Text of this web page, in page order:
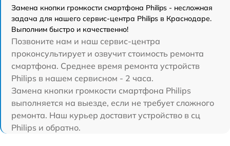
Замена кнопки громкости смартфона Philips - несложная
задача для нашего сервис-центра Philips в Краснодаре.
Выполним быстро и качественно!
Позвоните нам и наш сервис-центра
проконсультирует и озвучит стоимость ремонта
смартфона. Среднее время ремонта устройств
Philips в нашем сервисном - 2 часа.
Замена кнопки громкости смартфона Philips
выполняется на выезде, если не требует сложного
ремонта. Наш курьер доставит устройство в сц
Philips и обратно.